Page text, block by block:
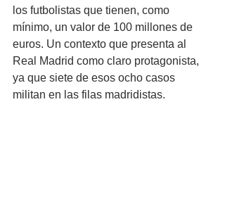
los futbolistas que tienen, como
mínimo, un valor de 100 millones de
euros. Un contexto que presenta al
Real Madrid como claro protagonista,
ya que siete de esos ocho casos
militan en las filas madridistas.